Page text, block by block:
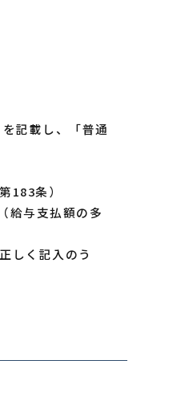
記載し、「普通
183条）
給与支払額の多
しく記入のう